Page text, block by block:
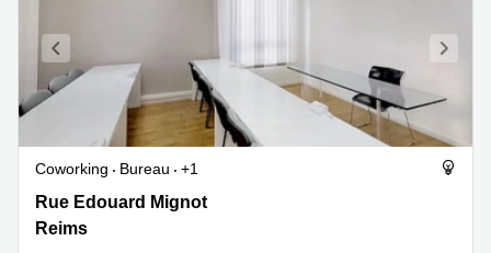
Coworking
Nice
Centres
Lyon
bureaux
Paris
Coworking Bureau
+1
Rue
Edouard
Rue Edouard Mignot
Reims